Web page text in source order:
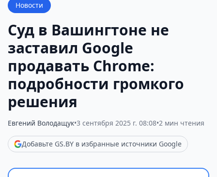
Новости
Суд в Вашингтоне не
заставил Google
продавать Chrome:
подробности громкого
решения
Евгений Володащук•3 сентября 2025 г. 08:08•2 мин чтения
Добавьте GS.BY в избранные источники Google